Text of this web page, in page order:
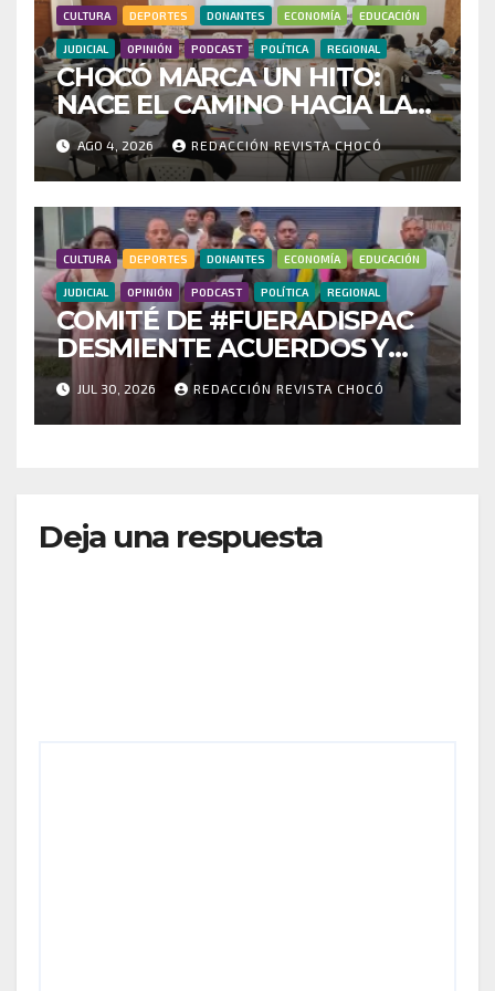
CULTURA DEPORTES DONANTES ECONOMÍA EDUCACIÓN
JUDICIAL OPINIÓN PODCAST POLÍTICA REGIONAL
CHOCÓ MARCA UN HITO:
NACE EL CAMINO HACIA LA
RED DEPARTAMENTAL DE
BUSCADORES POR LA
VERDAD Y LA ESPERANZA
AGO 4, 2026 REDACCIÓN REVISTA CHOCÓ
CULTURA DEPORTES DONANTES ECONOMÍA EDUCACIÓN
JUDICIAL OPINIÓN PODCAST POLÍTICA REGIONAL
COMITÉ DE #FUERADISPAC
DESMIENTE ACUERDOS Y
EXIGE LA PRESENCIA DEL
GOBIERNO NACIONAL EN
QUIBDÓ
JUL 30, 2026 REDACCIÓN REVISTA CHOCÓ
Deja una respuesta